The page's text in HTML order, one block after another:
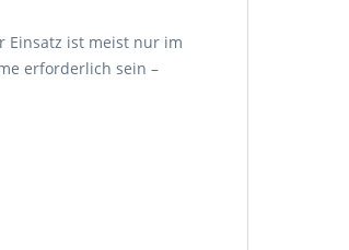
Einsatz ist meist nur im
erforderlich sein –